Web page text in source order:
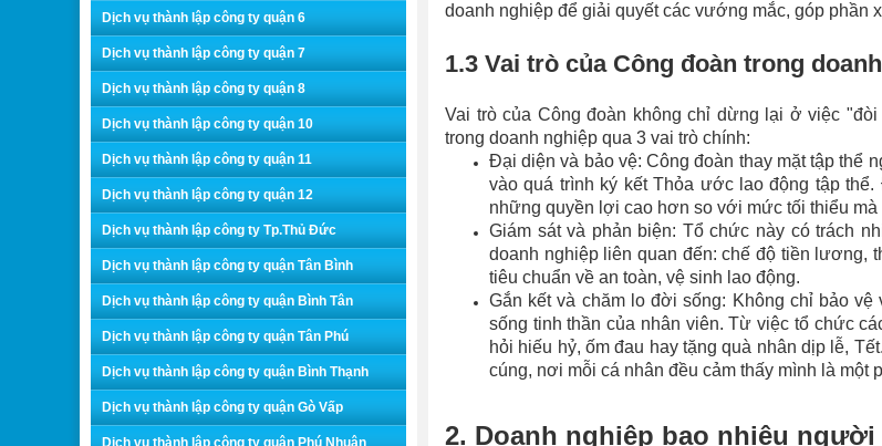
doanh nghiệp để giải quyết các vướng mắc, góp phần
1.3 Vai trò của Công đoàn trong
Vai trò của Công đoàn không chỉ dừng lại ở việc
trong doanh nghiệp qua 3 vai trò chính:
Đại diện và bảo vệ: Công đoàn thay mặt tập thể
vào quá trình ký kết Thỏa ước lao động tập
những quyền lợi cao hơn so với mức tối thiểu mà
Giám sát và phản biện: Tổ chức này có trách
doanh nghiệp liên quan đến: chế độ tiền lương,
tiêu chuẩn về an toàn, vệ sinh lao động.
Gắn kết và chăm lo đời sống: Không chỉ bảo
sống tinh thần của nhân viên. Từ việc tổ chức
hỏi hiếu hỷ, ốm đau hay tặng quà nhân dịp lễ,
cúng, nơi mỗi cá nhân đều cảm thấy mình là một
2. Doanh nghiệp bao nhiêu
Dịch vụ thành lập công ty quận 6
Dịch vụ thành lập công ty quận 7
Dịch vụ thành lập công ty quận 8
Dịch vụ thành lập công ty quận 10
Dịch vụ thành lập công ty quận 11
Dịch vụ thành lập công ty quận 12
Dịch vụ thành lập công ty Tp.Thủ Đức
Dịch vụ thành lập công ty quận Tân Bình
Dịch vụ thành lập công ty quận Bình Tân
Dịch vụ thành lập công ty quận Tân Phú
Dịch vụ thành lập công ty quận Bình Thạnh
Dịch vụ thành lập công ty quận Gò Vấp
Dịch vụ thành lập công ty quận Phú Nhuận